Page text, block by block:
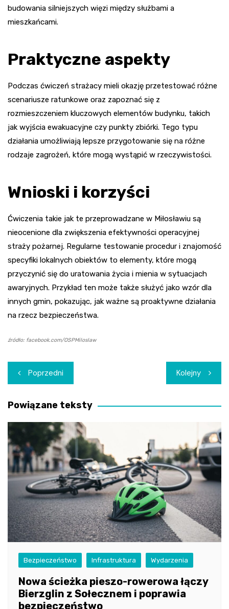
budowania silniejszych więzi między służbami a
mieszkańcami.
Praktyczne aspekty
Podczas ćwiczeń strażacy mieli okazję przetestować różne
scenariusze ratunkowe oraz zapoznać się z
rozmieszczeniem kluczowych elementów budynku, takich
jak wyjścia ewakuacyjne czy punkty zbiórki. Tego typu
działania umożliwiają lepsze przygotowanie się na różne
rodzaje zagrożeń, które mogą wystąpić w rzeczywistości.
Wnioski i korzyści
Ćwiczenia takie jak te przeprowadzane w Miłosławiu są
nieocenione dla zwiększenia efektywności operacyjnej
straży pożarnej. Regularne testowanie procedur i znajomość
specyfiki lokalnych obiektów to elementy, które mogą
przyczynić się do uratowania życia i mienia w sytuacjach
awaryjnych. Przykład ten może także służyć jako wzór dla
innych gmin, pokazując, jak ważne są proaktywne działania
na rzecz bezpieczeństwa.
źródło: facebook.com/OSPMiloslaw
Nawigacja
wpisu
Poprzedni Kolejny
Powiązane teksty
Bezpieczeństwo Infrastruktura Wydarzenia
Nowa ścieżka pieszo-rowerowa łączy
Bierzglin z Sołecznem i poprawia
bezpieczeństwo